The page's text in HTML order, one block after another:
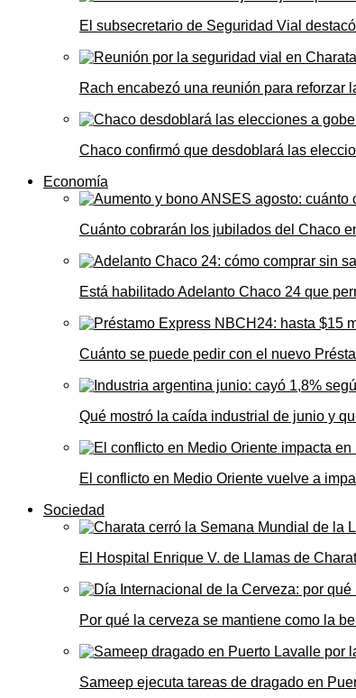
El subsecretario de Seguridad Vial
Rach encabezó una reunión para reforzar
Chaco confirmó que desdoblará las
Economía
Cuánto cobrarán los jubilados del Chaco
Está habilitado Adelanto Chaco 24 que
Cuánto se puede pedir con el nuevo
Qué mostró la caída industrial de junio y
El conflicto en Medio Oriente vuelve a
Sociedad
El Hospital Enrique V. de Llamas de
Por qué la cerveza se mantiene como la
Sameep ejecuta tareas de dragado en